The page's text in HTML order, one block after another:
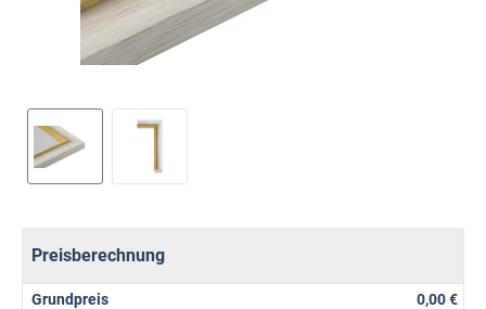
Preisberechnung
Grundpreis 0,00 €